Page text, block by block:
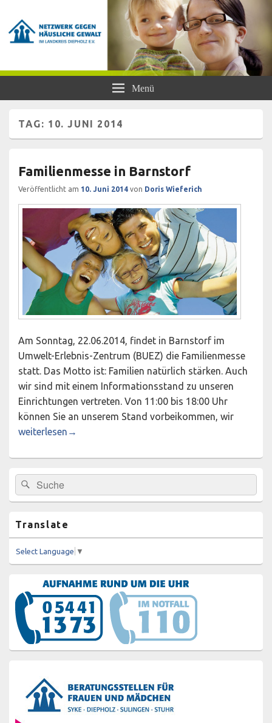
Netzwerk gegen Häusliche Gewalt
Frauen- und Kinderschutzhaus Diepholz, Beratungsstellen für Frauen und
Mädchen, BISS
Menü
TAG: 10. JUNI 2014
Familienmesse in Barnstorf
Veröffentlicht am 10. Juni 2014 von Doris Wieferich
Am Sonntag, 22.06.2014, findet in Barnstorf im
Umwelt-Erlebnis-Zentrum (BUEZ) die Familienmesse
statt. Das Motto ist: Familien natürlich stärken. Auch
wir sind mit einem Informationsstand zu unseren
Einrichtungen vertreten. Von 11:00 bis 18:00 Uhr
können Sie an unserem Stand vorbeikommen, wir
Familienmesse in Barnstorf
weiterlesen →
Primärer
Seitenleisten-
Widgetbereich
Suchen
nach:
Suchen
Translate
Select Language ▼